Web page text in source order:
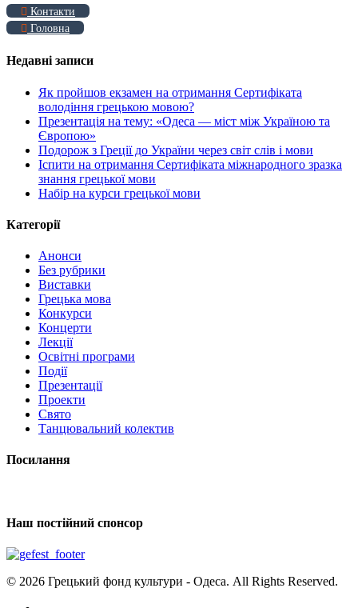
Контакти
Головна
Недавні записи
Як пройшов екзамен на отримання Сертифіката
володіння грецькою мовою?
Презентація на тему: «Одеса — міст між Україною та
Європою»
Подорож з Греції до України через світ слів і мови
Іспити на отримання Сертифіката міжнародного зразка
знання грецької мови
Набір на курси грецької мови
Категорії
Анонси
Без рубрики
Виставки
Грецька мова
Конкурси
Концерти
Лекції
Освітні програми
Події
Презентації
Проекти
Свято
Танцювальний колектив
Посилання
Наш постійний спонсор
© 2026 Грецький фонд культури - Одеса. All Rights Reserved.